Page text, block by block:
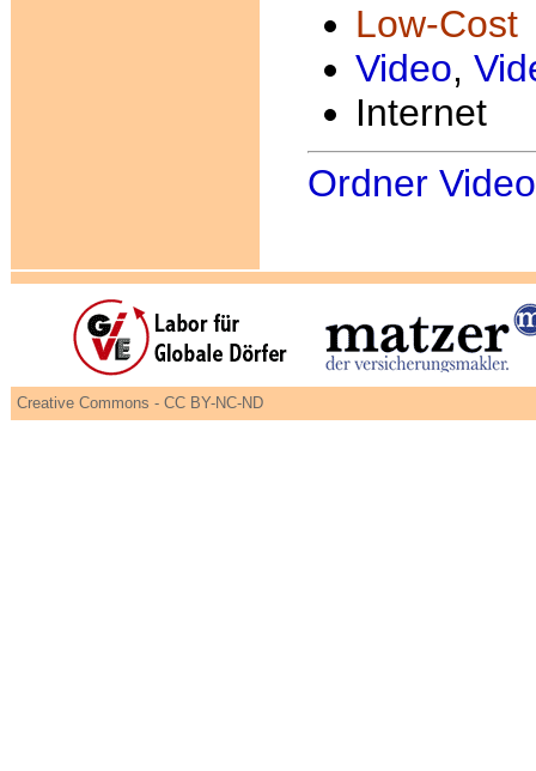
Low-Cost
Video,
Internet
Ordner Video
Creative Commons - CC BY-NC-ND